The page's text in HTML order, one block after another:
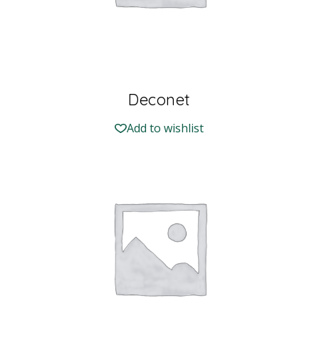
Deconet
Add to wishlist